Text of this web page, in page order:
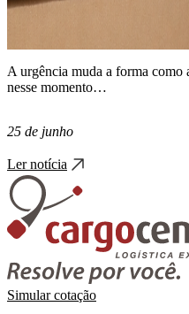
A urgência muda a forma como
nesse momento…
25 de junho
Ler notícia
Simular cotação